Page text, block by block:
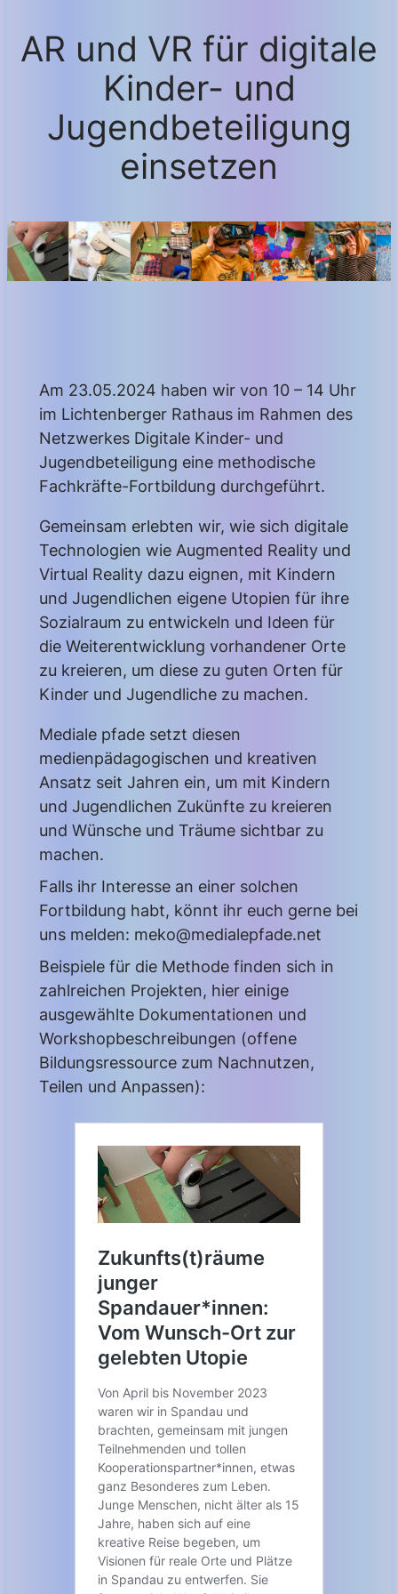
AR und VR für digitale
Kinder- und
Jugendbeteiligung
einsetzen
Am 23.05.2024 haben wir von 10 – 14 Uhr
im Lichtenberger Rathaus im Rahmen des
Netzwerkes Digitale Kinder- und
Jugendbeteiligung eine methodische
Fachkräfte-Fortbildung durchgeführt.
Gemeinsam erlebten wir, wie sich digitale
Technologien wie Augmented Reality und
Virtual Reality dazu eignen, mit Kindern
und Jugendlichen eigene Utopien für ihre
Sozialraum zu entwickeln und Ideen für
die Weiterentwicklung vorhandener Orte
zu kreieren, um diese zu guten Orten für
Kinder und Jugendliche zu machen.
Mediale pfade setzt diesen
medienpädagogischen und kreativen
Ansatz seit Jahren ein, um mit Kindern
und Jugendlichen Zukünfte zu kreieren
und Wünsche und Träume sichtbar zu
machen.
Falls ihr Interesse an einer solchen
Fortbildung habt, könnt ihr euch gerne bei
uns melden: meko@medialepfade.net
Beispiele für die Methode finden sich in
zahlreichen Projekten, hier einige
ausgewählte Dokumentationen und
Workshopbeschreibungen (offene
Bildungsressource zum Nachnutzen,
Teilen und Anpassen):